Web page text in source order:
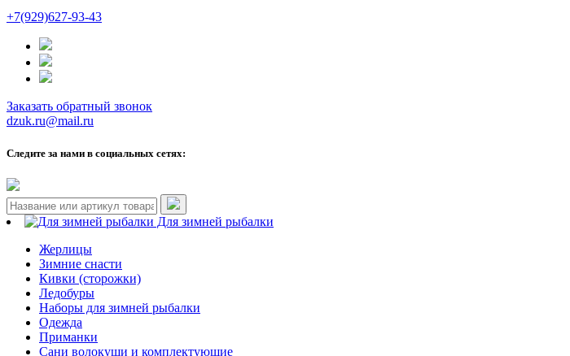
+7(929)627-93-43
Заказать обратный звонок
dzuk.ru@mail.ru
Следите за нами в социальных сетях:
Для зимней рыбалки
Жерлицы
Зимние снасти
Кивки (сторожки)
Ледобуры
Наборы для зимней рыбалки
Одежда
Приманки
Сани волокуши и комплектующие